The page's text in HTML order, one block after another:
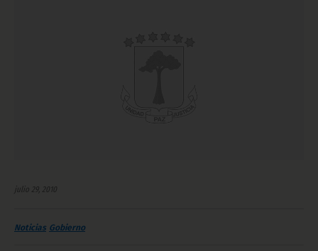
julio 29, 2010
Noticias Gobierno